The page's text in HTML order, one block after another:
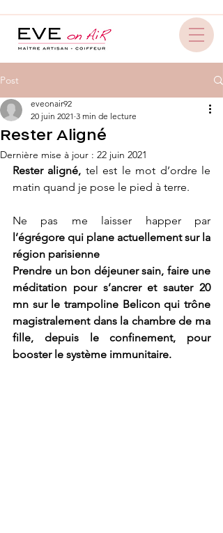
Post
Rester Aligné
eveonair92
20 juin 2021 3 min de lecture
Dernière mise à jour : 22 juin 2021
Rester aligné, tel est le mot d’ordre le
matin quand je pose le pied à terre.
l’égrégore qui plane actuellement sur la
région parisienne
Prendre un bon déjeuner sain, faire une
méditation pour s’ancrer et sauter 20
mn sur le trampoline Belicon qui trône
magistralement dans la chambre de ma
fille, depuis le confinement, pour
booster le système immunitaire.